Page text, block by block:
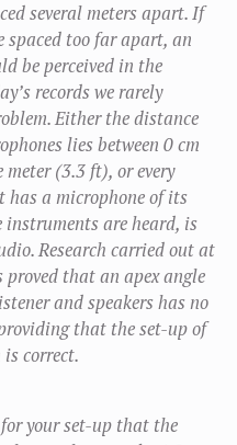
several meters apart. If
spaced too far apart, an
be perceived in the
records we rarely
Either the distance
lies between 0 cm
(3.3 ft), or every
has a microphone of its
instruments are heard, is
Research carried out at
proved that an apex angle
and speakers has no
that the set-up of
is correct.
your set-up that the